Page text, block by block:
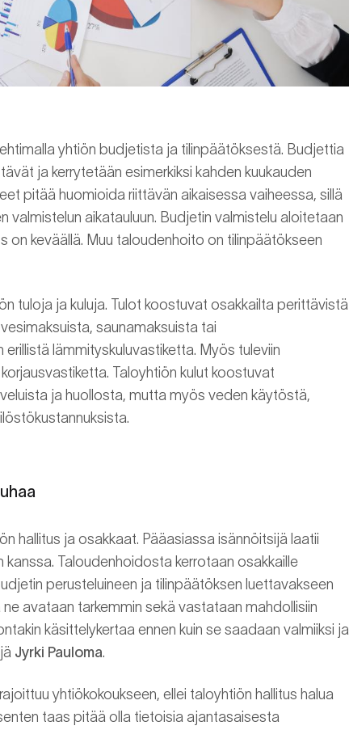
yhtiön budjetista ja tilinpäätöksestä. Budjettia
ja kerrytetään esimerkiksi kahden kuukauden
pitää huomioida riittävän aikaisessa vaiheessa, sillä
aikatauluun. Budjetin valmistelu aloitetaan
on keväällä. Muu taloudenhoito on tilinpäätökseen
tuloja ja kuluja. Tulot koostuvat osakkailta perittävistä
saunamaksuista tai
lämmityskuluvastiketta. Myös tuleviin
Taloyhtiön kulut koostuvat
ja huollosta, mutta myös veden käytöstä,
hallitus ja osakkaat. Pääasiassa isännöitsijä laatii
Taloudenhoidosta kerrotaan osakkaille
perusteluineen ja tilinpäätöksen luettavakseen
avataan tarkemmin sekä vastataan mahdollisiin
käsittelykertaa ennen kuin se saadaan valmiiksi ja
Jyrki Pauloma.
yhtiökokoukseen, ellei taloyhtiön hallitus halua
taas pitää olla tietoisia ajantasaisesta